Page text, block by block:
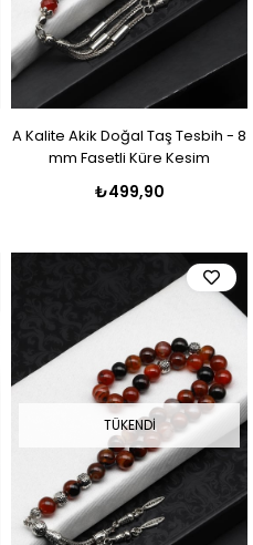
A Kalite Akik Doğal Taş Tesbih - 8
mm Fasetli Küre Kesim
₺499,90
TÜKENDI